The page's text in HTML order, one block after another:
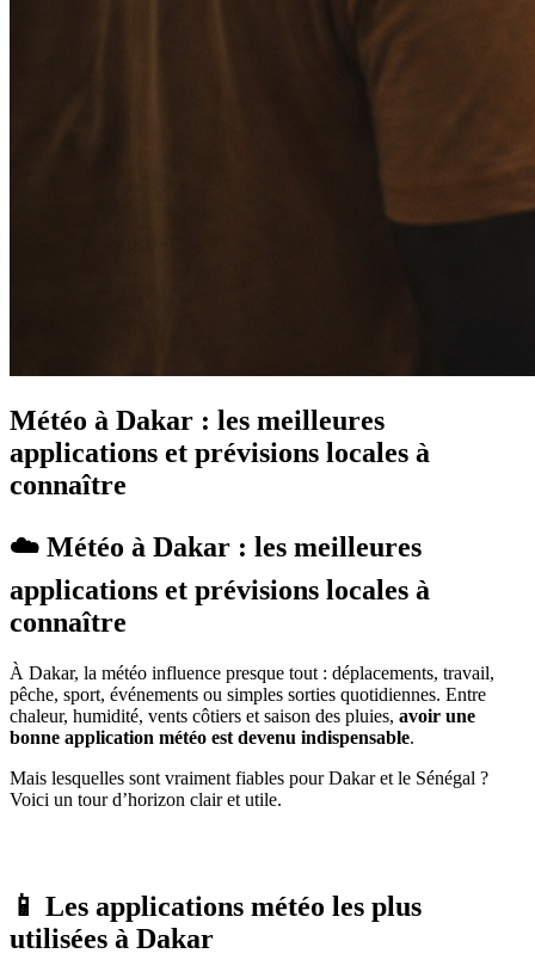
Météo à Dakar : les meilleures
applications et prévisions locales à
connaître
☁️ Météo à Dakar : les meilleures
applications et prévisions locales à
connaître
À Dakar, la météo influence presque tout : déplacements, travail,
pêche, sport, événements ou simples sorties quotidiennes. Entre
chaleur, humidité, vents côtiers et saison des pluies, avoir une
bonne application météo est devenu indispensable.
Mais lesquelles sont vraiment fiables pour Dakar et le Sénégal ?
Voici un tour d’horizon clair et utile.
📱 Les applications météo les plus
utilisées à Dakar